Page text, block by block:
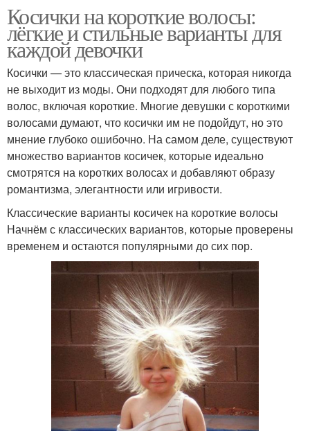
Косички на короткие волосы:
лёгкие и стильные варианты для
каждой девочки
Косички — это классическая прическа, которая никогда
не выходит из моды. Они подходят для любого типа
волос, включая короткие. Многие девушки с короткими
волосами думают, что косички им не подойдут, но это
мнение глубоко ошибочно. На самом деле, существуют
множество вариантов косичек, которые идеально
смотрятся на коротких волосах и добавляют образу
романтизма, элегантности или игривости.
Классические варианты косичек на короткие волосы
Начнём с классических вариантов, которые проверены
временем и остаются популярными до сих пор.